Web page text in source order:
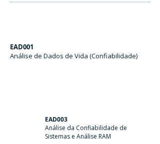
EAD001
Análise de Dados de Vida (Confiabilidade)
EAD003
Análise da Confiabilidade de
Sistemas e Análise RAM